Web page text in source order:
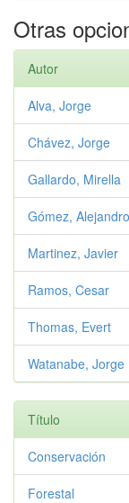
Otras
Autor
Alva, Jorge
Chávez, Jorge
Gallardo, Mirella
Gómez, Alejandro
Martinez, Javier
Ramos, Cesar
Thomas, Evert
Watanabe, Jorge
Título
Conservación
Forestal